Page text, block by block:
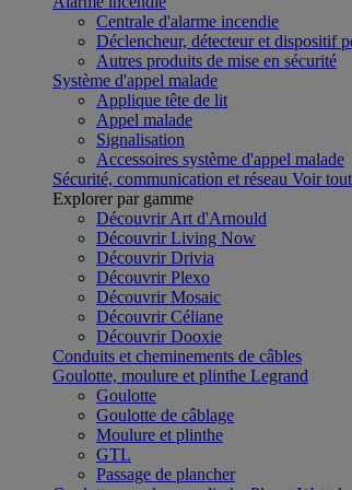
Centrale d'alarme incendie
Déclencheur, détecteur et dispositif
Autres produits de mise en sécurité
Système d'appel malade
Applique tête de lit
Appel malade
Signalisation
Accessoires système d'appel malade
Sécurité, communication et réseau Voir tout
Explorer par gamme
Découvrir Art d'Arnould
Découvrir Living Now
Découvrir Drivia
Découvrir Plexo
Découvrir Mosaic
Découvrir Céliane
Découvrir Dooxie
Conduits et cheminements de câbles
Goulotte, moulure et plinthe Legrand
Goulotte
Goulotte de câblage
Moulure et plinthe
GTL
Passage de plancher